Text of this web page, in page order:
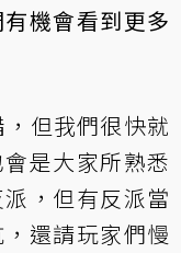
機會看到更多
但我們很快就
是大家所熟悉
，但有反派當
還請玩家們慢